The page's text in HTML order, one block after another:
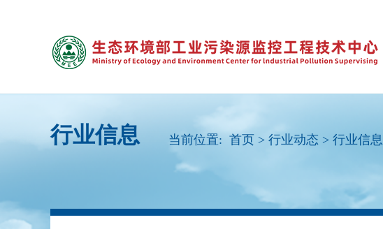
行业信息 当前位置: 首页 > 行业动态 > 行业信息